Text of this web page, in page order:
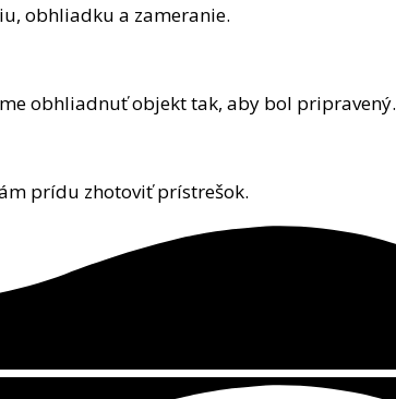
obhliadku a zameranie.
obhliadnuť objekt tak, aby bol pripravený.
prídu zhotoviť prístrešok.